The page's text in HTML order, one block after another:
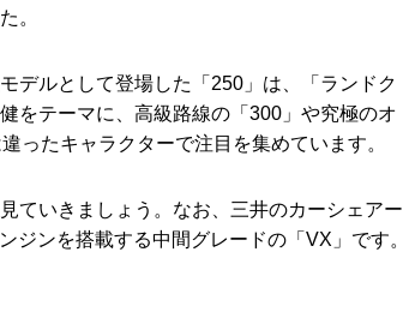
。
デルとして登場した「250」は、「ランドク
をテーマに、高級路線の「300」や究極のオ
ったキャラクターで注目を集めています。
ていきましょう。なお、三井のカーシェアー
ジンを搭載する中間グレードの「VX」です。